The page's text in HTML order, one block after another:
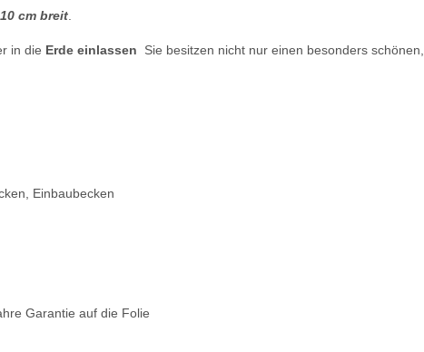
10 cm breit.
in die Erde einlassen Sie besitzen nicht nur einen besonders schönen,
Einbaubecken
Garantie auf die Folie